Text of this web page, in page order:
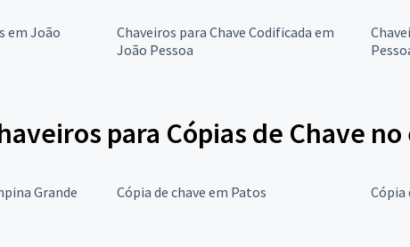
em João
Chaveiros para Chave Codificada em
João Pessoa
para Cópias de Chave
Grande Cópia de chave em Patos Cópia